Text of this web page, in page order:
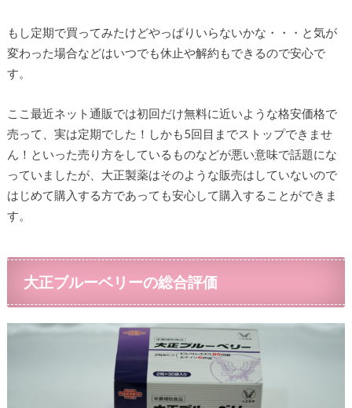
もし定期で買ってみたけどやっぱりいらないかな・・・と気が
変わった場合などはいつでも休止や解約もできるので安心で
す。
ここ最近ネット通販では初回だけ無料に近いような格安価格で
売って、実は定期でした！しかも5回目までストップできませ
ん！といった売り方をしているものなどが悪い意味で話題にな
っていましたが、大正製薬はそのような販売はしていないので
はじめて購入する方であっても安心して購入することができま
す。
大正ブルーベリーの総合評価